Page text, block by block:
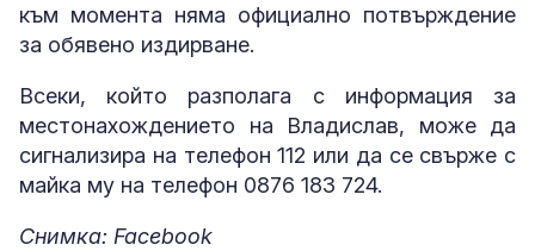
към момента няма официално потвърждение
за обявено издирване.
Всеки, който разполага с информация за
местонахождението на Владислав, може да
сигнализира на телефон 112 или да се свърже с
майка му на телефон 0876 183 724.
Снимка: Facebook